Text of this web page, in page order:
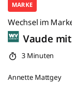
MARKE
Wechsel im
Vaude
3 Minuten
Annette Mattgey